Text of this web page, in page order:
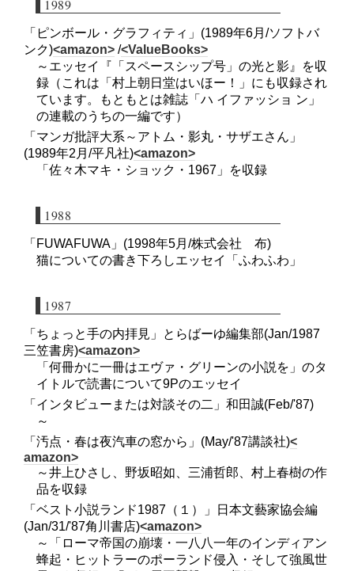
1989
「ピンボール・グラフィティ」(1989年6月/ソフトバ
ンク)<amazon> /<ValueBooks>
～エッセイ『「スペースシップ号」の光と影』を収
録（これは「村上朝日堂はいほー！」にも収録され
ています。もともとは雑誌「ハ イファッショ ン」
の連載のうちの一編です）
「マンガ批評大系～アトム・影丸・サザエさん」
(1989年2月/平凡社)<amazon>
「佐々木マキ・ショック・1967」を収録
1988
「FUWAFUWA」(1998年5月/株式会社 布)
猫についての書き下ろしエッセイ「ふわふわ」
1987
「ちょっと手の内拝見」とらばーゆ編集部(Jan/1987
三笠書房)<amazon>
「何冊かに一冊はエヴァ・グリーンの小説を」のタ
イトルで読書について9Pのエッセイ
「インタビューまたは対談その二」和田誠(Feb/'87)
～
「汚点・春は夜汽車の窓から」(May/'87講談社)<
amazon>
～井上ひさし、野坂昭如、三浦哲郎、村上春樹の作
品を収録
「ベスト小説ランド1987（１）」日本文藝家協会編
(Jan/31/'87角川書店)<amazon>
～「ローマ帝国の崩壊・一八八一年のインディアン
蜂起・ヒットラーのポーランド侵入・そして強風世